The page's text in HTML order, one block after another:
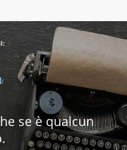
se è qualcun